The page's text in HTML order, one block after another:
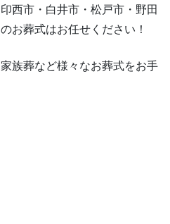
西市・白井市・松戸市・野田
お葬式はお任せください！
族葬など様々なお葬式をお手